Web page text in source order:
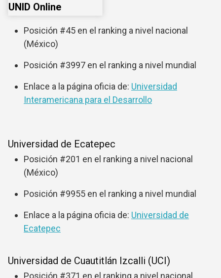
UNID Online
Posición #45 en el ranking a nivel nacional
(México)
Posición #3997 en el ranking a nivel mundial
Enlace a la página oficia de: Universidad
Interamericana para el Desarrollo
Universidad de Ecatepec
Posición #201 en el ranking a nivel nacional
(México)
Posición #9955 en el ranking a nivel mundial
Enlace a la página oficia de: Universidad de
Ecatepec
Universidad de Cuautitlán Izcalli (UCI)
Posición #371 en el ranking a nivel nacional